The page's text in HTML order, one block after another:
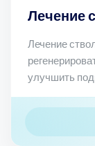
Лечение
Лечение
улучшить